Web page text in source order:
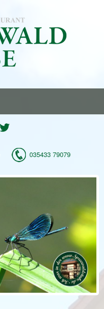
035433 79079